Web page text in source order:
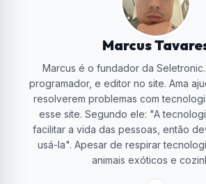
Marcus
Marcus é o fundador da
programador, e editor no site. Ama
resolverem problemas com
esse site. Segundo ele: "A
facilitar a vida das pessoas, então
usá-la". Apesar de respirar
animais exóticos e